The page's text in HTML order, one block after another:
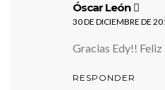
Óscar León
30 DE DICIEMBRE DE
Gracias Edy!! Feliz
RESPONDER